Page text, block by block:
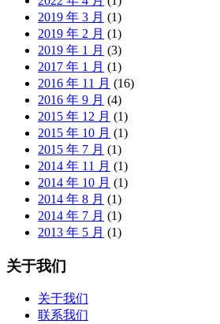
2019 年 3 月 (1)
2019 年 2 月 (1)
2019 年 1 月 (3)
2017 年 1 月 (1)
2016 年 11 月 (16)
2016 年 9 月 (4)
2015 年 12 月 (1)
2015 年 10 月 (1)
2015 年 7 月 (1)
2014 年 11 月 (1)
2014 年 10 月 (1)
2014 年 8 月 (1)
2014 年 7 月 (1)
2013 年 5 月 (1)
关于我们
关于我们
联系我们